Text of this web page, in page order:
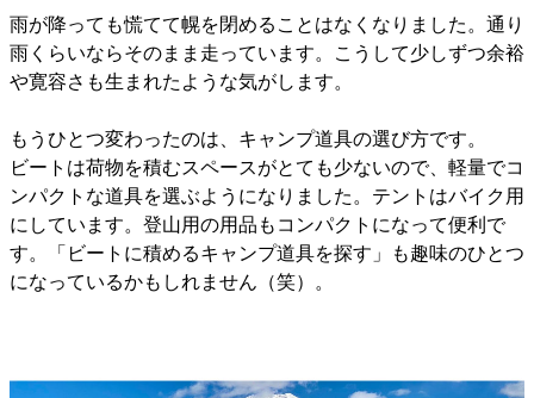
雨が降っても慌てて幌を閉めることはなくなりました。通り
雨くらいならそのまま走っています。こうして少しずつ余裕
や寛容さも生まれたような気がします。
もうひとつ変わったのは、キャンプ道具の選び方です。
ビートは荷物を積むスペースがとても少ないので、軽量でコ
ンパクトな道具を選ぶようになりました。テントはバイク用
にしています。登山用の用品もコンパクトになって便利で
す。「ビートに積めるキャンプ道具を探す」も趣味のひとつ
になっているかもしれません（笑）。